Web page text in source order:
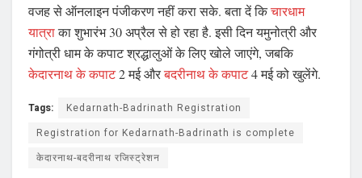
वजह से ऑनलाइन पंजीकरण नहीं करा सके. बता दें किचारधाम
यात्राका शुभारंभ 30 अप्रैल से हो रहा है. इसी दिन यमुनोत्री और
गंगोत्री धाम के कपाट श्रद्धालुओं के लिए खोले जाएंगे, जबकि
केदारनाथ के कपाट2 मई औरबदरीनाथ के कपाट4 मई को खुलेंगे.
Tags:
Kedarnath-Badrinath Registration
Registration for Kedarnath-Badrinath is complete
केदारनाथ-बदरीनाथ रजिस्ट्रेशन